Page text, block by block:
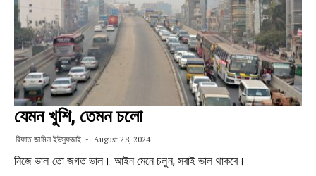
যেমন খুশি, তেমন চলো
রিফাত জামিল ইউসুফজাই August 28, 2024
নিজে ভাল তো জগত ভাল। আইন মেনে চলুন, সবাই ভাল থাকবে।